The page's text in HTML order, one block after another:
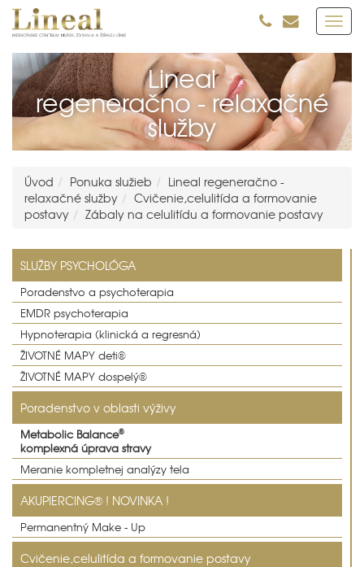
Lineal
regeneračno - relaxačné
služby
Úvod Ponuka služieb
Lineal regeneračno -
relaxačné služby
Cvičenie,celulitída a formovanie
postavy
Zábaly na celulitídu a formovanie postavy
SLUŽBY PSYCHOLÓGA
Poradenstvo a psychoterapia
EMDR psychoterapia
Hypnoterapia (klinická a regresná)
ŽIVOTNÉ MAPY deti®
ŽIVOTNÉ MAPY dospelý®
Poradenstvo v oblasti výživy
Metabolic Balance®
komplexná úprava stravy
Meranie kompletnej analýzy tela
AKUPIERCING® ! NOVINKA !
Permanentný Make - Up
Cvičenie,celulitída a formovanie postavy